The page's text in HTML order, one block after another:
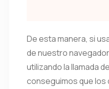
De esta manera, si
de nuestro
utilizando la llamada
conseguimos que los